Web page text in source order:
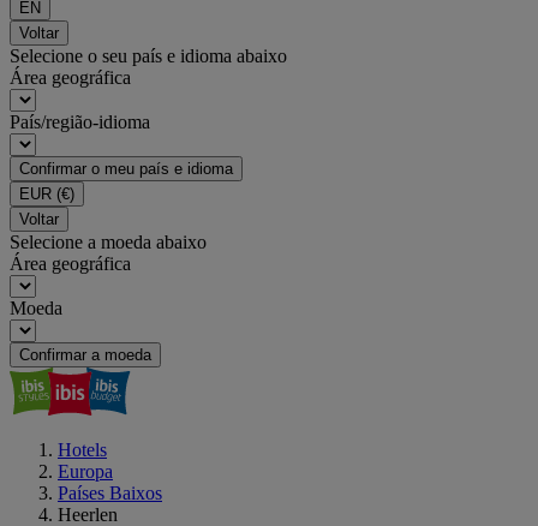
EN
Voltar
Selecione o seu país e idioma abaixo
Área geográfica
País/região-idioma
Confirmar o meu país e idioma
EUR (€)
Voltar
Selecione a moeda abaixo
Área geográfica
Moeda
Confirmar a moeda
Hotels
Europa
Países Baixos
Heerlen